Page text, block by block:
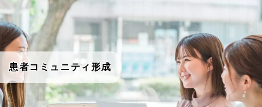
患者コミュニティ形成